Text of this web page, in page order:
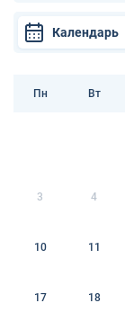
Календарь
Пн Вт
3 4
10 11
17 18